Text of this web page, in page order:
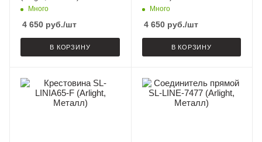
Много
4 650 руб./шт
В КОРЗИНУ
Много
4 650руб./шт
В КОРЗИНУ